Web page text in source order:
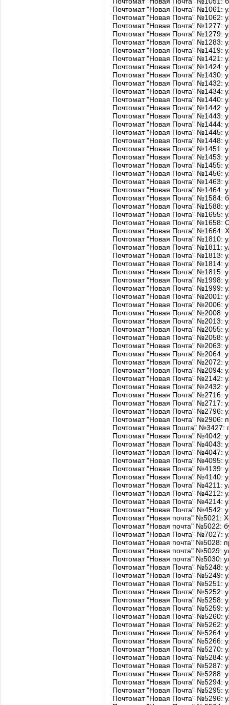
Почтомат "Новая Почта"
Почтомат "Новая Почта"
Почтомат "Новая Почта"
Почтомат "Новая Почта"
Почтомат "Новая Почта"
Почтомат "Новая Почта"
Почтомат "Новая Почта"
Почтомат "Новая Почта" №1424:
Почтомат "Новая Почта"
Почтомат "Новая Почта"
Почтомат "Новая Почта"
Почтомат "Новая Почта"
Почтомат "Новая Почта"
Почтомат "Новая Почта"
Почтомат "Новая Почта"
Почтомат "Новая Почта"
Почтомат "Новая Почта"
Почтомат "Новая Почта"
Почтомат "Новая Почта"
Почтомат "Новая Почта" №1455:
Почтомат "Новая Почта"
Почтомат "Новая Почта"
Почтомат "Новая Почта"
Почтомат "Новая Почта"
Почтомат "Новая Почта"
Почтомат "Новая Почта"
Почтомат "Новая Почта"
Почтомат "Новая Почта"
Почтомат "Новая Почта" №1810:
Почтомат "Новая Почта" №1811:
Почтомат "Новая Почта"
Почтомат "Новая Почта"
Почтомат "Новая Почта"
Почтомат "Новая Почта"
Почтомат "Новая Почта"
Почтомат "Новая Почта"
Почтомат "Новая Почта"
Почтомат "Новая Почта"
Почтомат "Новая Почта"
Почтомат "Новая Почта"
Почтомат "Новая Почта"
Почтомат "Новая Почта"
Почтомат "Новая Почта"
Почтомат "Новая Почта"
Почтомат "Новая Почта"
Почтомат "Новая Почта"
Почтомат "Новая Почта"
Почтомат "Новая Почта"
Почтомат "Новая Почта"
Почтомат "Новая Почта"
Почтомат "Новая Почта"
Почтомат "Новая Пошта" №3427:
Почтомат "Новая Почта"
Почтомат "Новая Почта"
Почтомат "Новая Почта"
Почтомат "Новая Почта" №4095:
Почтомат "Новая Почта"
Почтомат "Новая Почта"
Почтомат "Новая Почта"
Почтомат "Новая Почта"
Почтомат "Новая Почта"
Почтомат "Новая Почта"
Почтомат "Новая почта" №5021:
Почтомат "Новая почта" №5022:
Почтомат "Новая Почта" №7027:
Почтомат "Новая почта" №5028:
Почтомат "Новая почта" №5029:
Почтомат "Новая почта" №5030:
Почтомат "Новая Почта" №5248:
Почтомат "Новая Почта" №5249:
Почтомат "Новая Почта" №5251:
Почтомат "Новая Почта" №5252:
Почтомат "Новая Почта" №5258:
Почтомат "Новая Почта" №5259:
Почтомат "Новая Почта" №5260:
Почтомат "Новая Почта" №5262:
Почтомат "Новая Почта" №5264:
Почтомат "Новая Почта" №5266:
Почтомат "Новая Почта" №5270:
Почтомат "Новая Почта" №5284:
Почтомат "Новая Почта" №5287:
Почтомат "Новая Почта" №5288:
Почтомат "Новая Почта" №5294:
Почтомат "Новая Почта" №5295:
Почтомат "Новая Почта" №5296: